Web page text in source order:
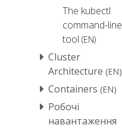
The kubectl
command-line
tool (EN)
Cluster
Architecture (EN)
Containers (EN)
Робочі
навантаження